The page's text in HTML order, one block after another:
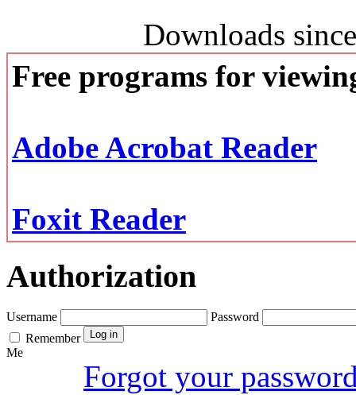
Downloads
Free programs for
Adobe Acrobat Reader
Foxit Reader
Authorization
Username
Password
Remember
Me
Forgot your